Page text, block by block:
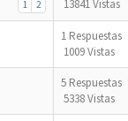
1 2
13841 Vistas
1 Respuestas
1009 Vistas
5 Respuestas
5338 Vistas